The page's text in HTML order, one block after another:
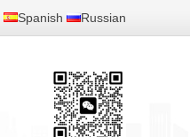
Spanish Russian